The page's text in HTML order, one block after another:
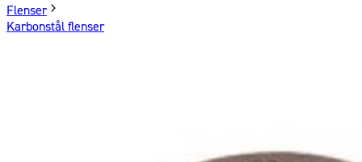
Flenser
Karbonstål flenser